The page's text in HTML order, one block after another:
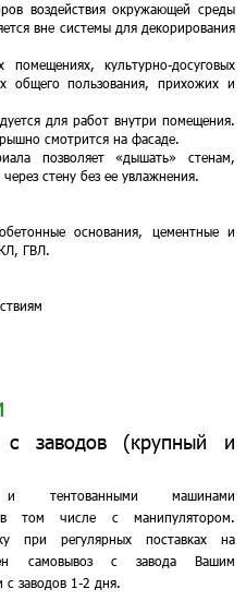
воздействия окружающей среды
вне системы для декорирования
помещениях, культурно-досуговых
общего пользования, прихожих и
для работ внутри помещения.
смотрится на фасаде.
позволяет «дышать» стенам,
стену без ее увлажнения.
основания, цементные и
ГВЛ.
заводов (крупный и
и тентованными машинами
том числе с манипулятором.
при регулярных поставках на
самовывоз с завода Вашим
с заводов 1-2 дня.